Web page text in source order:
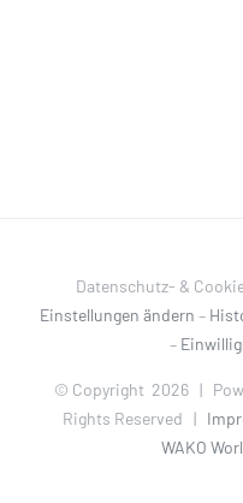
Datenschutz- &
Einstellungen ändern –
–
© Copyright 2026 |
Rights Reserved |
WAKO